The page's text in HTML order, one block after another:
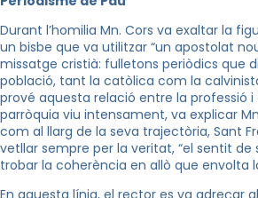
Durant l’homilia Mn. Cors va exaltar la
un bisbe que va utilitzar “un apostolat
missatge cristià: fulletons periòdics que
població, tant la catòlica com la
prové aquesta relació entre la professió i
parròquia viu intensament, va explicar
com al llarg de la seva trajectòria, Sant
vetllar sempre per la veritat, “el sentit de
trobar la coherència en allò que envolta